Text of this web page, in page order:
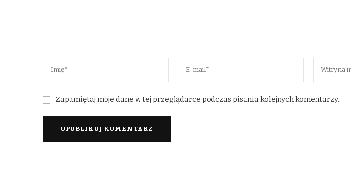
Zapamiętaj moje dane w tej przeglądarce podczas pisania kolejnych komentarzy.